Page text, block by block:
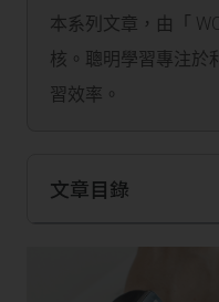
本系列文章，由「
核。聰明學習專注於
習效率。
文章目錄